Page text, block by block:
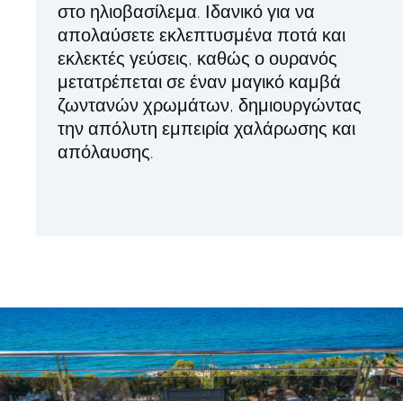
στο ηλιοβασίλεμα. Ιδανικό για να
απολαύσετε εκλεπτυσμένα ποτά και
εκλεκτές γεύσεις, καθώς ο ουρανός
μετατρέπεται σε έναν μαγικό καμβά
ζωντανών χρωμάτων, δημιουργώντας
την απόλυτη εμπειρία χαλάρωσης και
απόλαυσης.